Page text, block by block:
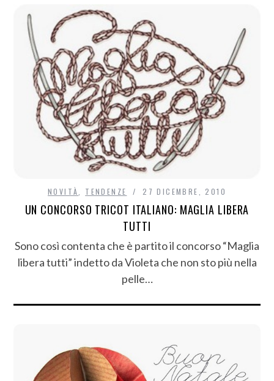
NOVITÀ TENDENZE 27 DICEMBRE, 2010
UN CONCORSO TRICOT ITALIANO: MAGLIA LIBERA
TUTTI
Sono così contenta che è partito il concorso “Maglia
libera tutti” indetto da Violeta che non sto più nella
pelle…